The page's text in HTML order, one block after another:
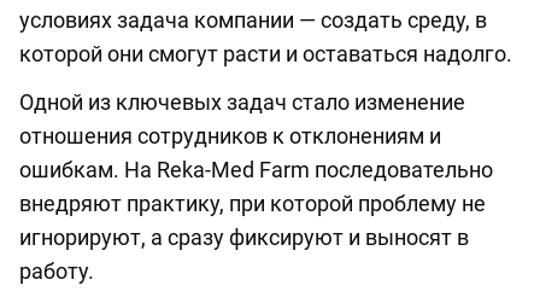
условиях задача компании — создать среду, в
которой они смогут расти и оставаться надолго.
Одной из ключевых задач стало изменение
отношения сотрудников к отклонениям и
ошибкам. На Reka-Med Farm последовательно
внедряют практику, при которой проблему не
игнорируют, а сразу фиксируют и выносят в
работу.